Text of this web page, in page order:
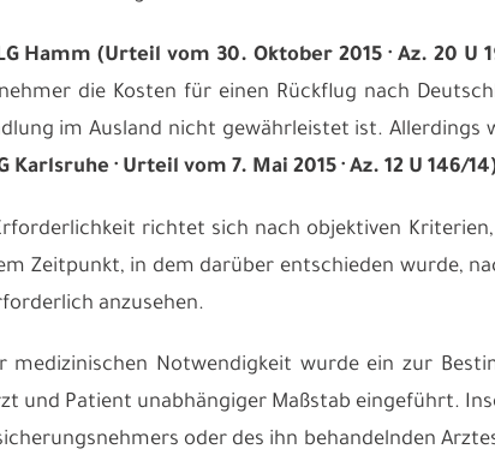
Hamm (Urteil vom 30. Oktober 2015 · Az. 20 U
die Kosten für einen Rückflug nach
im Ausland nicht gewährleistet ist.
Karlsruhe · Urteil vom 7. Mai 2015 · Az. 12 U 146/
richtet sich nach objektiven
Zeitpunkt, in dem darüber entschieden wurde,
anzusehen.
Notwendigkeit wurde ein zur
und Patient unabhängiger Maßstab eingeführt.
oder des ihn behandelnden